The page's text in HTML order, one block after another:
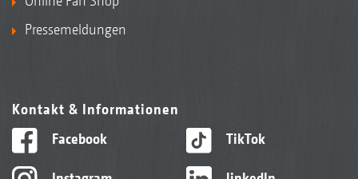
Pressemeldungen
Kontakt & Informationen
Facebook
TikTok